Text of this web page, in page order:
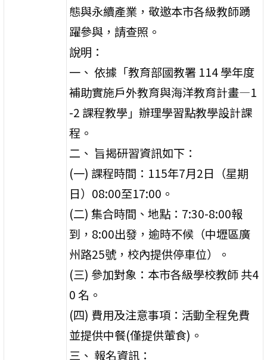
態與永續產業，敬邀本市各級教師踴
躍參與，請查照。
說明：
一、 依據「教育部國教署 114 學年度
補助實施戶外教育與海洋教育計畫—1
-2 課程教學」辦理學習點教學設計課
程。
二、 旨揭研習資訊如下：
(一) 課程時間：115年7月2日（星期
日）08:00至17:00。
(二) 集合時間、地點：7:30-8:00報
到，8:00出發，逾時不候（中壢區廣
州路25號，校內提供停車位）。
(三) 參加對象：本市各級學校教師 共4
0 名。
(四) 費用及注意事項：活動全程免費
並提供中餐(僅提供葷食)。
三、 報名資訊：